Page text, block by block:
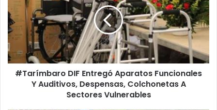
Aparatos
Funcionales
Y
Auditivos,
Despensas,
Colchonetas
Sectores
#Tarímbaro DIF Entregó Aparatos Funcionales
Y Auditivos, Despensas, Colchonetas A
Sectores Vulnerables